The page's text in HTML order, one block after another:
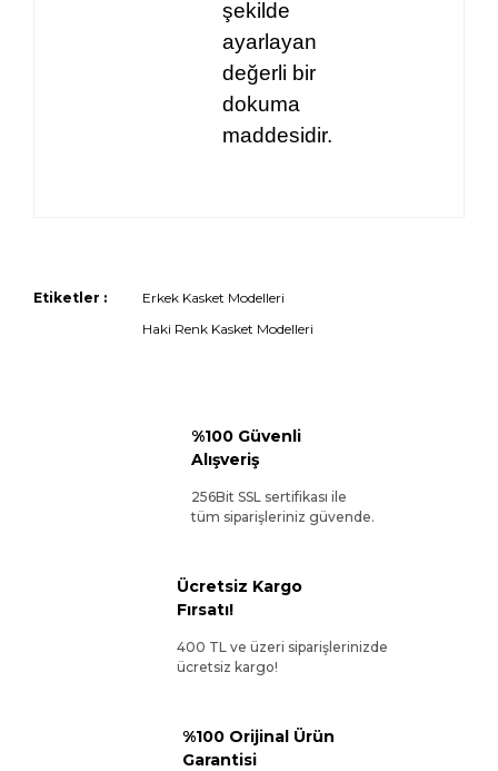
şekilde
ayarlayan
değerli bir
dokuma
maddesidir.
Etiketler :
Erkek Kasket Modelleri
Haki Renk Kasket Modelleri
%100 Güvenli
Alışveriş
256Bit SSL sertifikası ile
tüm siparişleriniz güvende.
Ücretsiz Kargo
Fırsatı!
400 TL ve üzeri siparişlerinizde
ücretsiz kargo!
%100 Orijinal Ürün
Garantisi